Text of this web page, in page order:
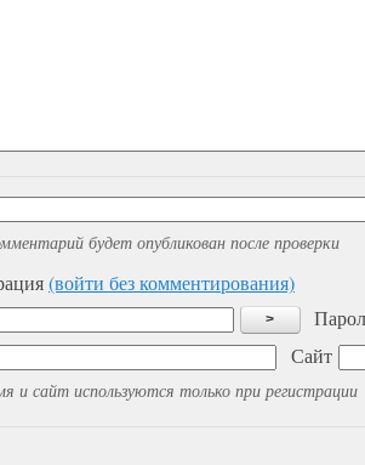
будет опубликован после проверки
(войти без комментирования)
>
Сайт
и сайт используются только при регистрации